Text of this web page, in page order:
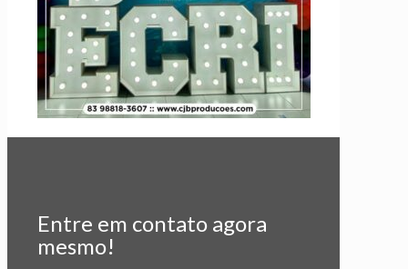
Entre em contato agora
mesmo!